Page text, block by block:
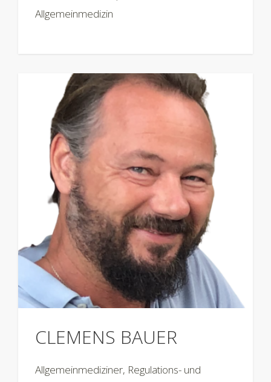
Allgemeinmedizin
CLEMENS BAUER
Allgemeinmediziner, Regulations- und